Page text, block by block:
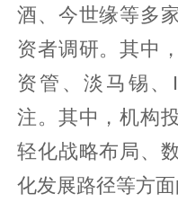
酒、今世缘等多
资者调研。其中
资管、淡马锡
注。其中，机构
轻化战略布局、
化发展路径等方面